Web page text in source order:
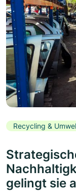
Recycling &
gelingt sie